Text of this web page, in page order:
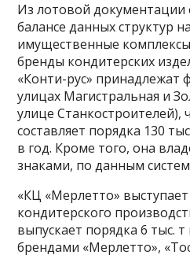
Из лотовой документации
балансе данных структур
имущественные
бренды кондитерских
«Конти-рус» принадлежат
улицах Магистральная и
улице
составляет порядка 130
в год. Кроме того, она
знаками, по данным
«КЦ «Мерлетто»
кондитерского
выпускает порядка 6 тыс.
брендами «Мерлетто»,